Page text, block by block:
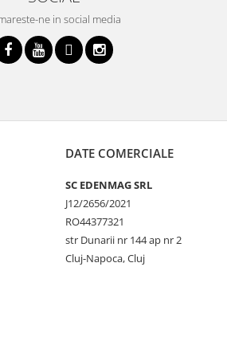
ne in social media
DATE COMERCIALE
SC EDENMAG SRL
J12/2656/2021
RO44377321
str Dunarii nr 144 ap nr 2
Cluj-Napoca, Cluj